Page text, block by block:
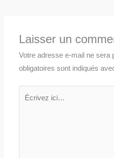
Laisser un
Votre adresse e-mail ne sera
obligatoires sont indiqués